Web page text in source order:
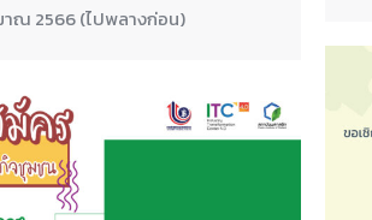
าณ 2566 (ไปพลางก่อน)